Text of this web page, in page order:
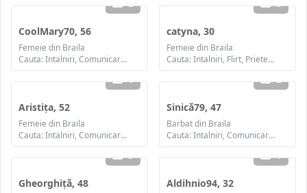
2
CoolMary70, 56
Femeie din Braila
Cauta: Intalniri, Comunicare / chat, Prietenie
3
catyna, 30
Femeie din Braila
Cauta: Intalniri, Flirt, Prietenie
1
Aristița, 52
Femeie din Braila
Cauta: Intalniri, Comunicare / chat, Prietenie, Casatorie
2
Sinică79, 47
Barbat din Braila
Cauta: Intalniri, Comunicare / chat, Prietenie, Casatorie
3
Gheorghiță, 48
1
Aldihnio94, 32